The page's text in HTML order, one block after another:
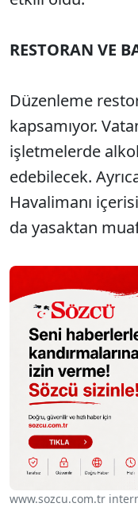
RESTORAN VE
Düzenleme
kapsamıyor.
işletmelerde
edebilecek.
Havalimanı
da yasaktan
www.sozcu.com.tr